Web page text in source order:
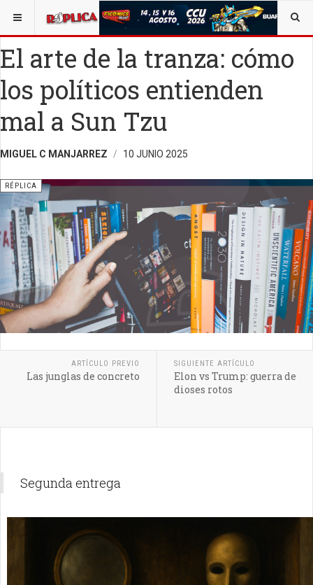
ESTÁ AQUÍ: VIDA Y SOCIEDAD
El arte de la tranza: cómo
los políticos entienden
mal a Sun Tzu
MIGUEL C MANJARREZ 10 JUNIO 2025
RÉPLICA
ARTÍCULO PREVIO
Las junglas de concreto
SIGUIENTE ARTÍCULO
Elon vs Trump: guerra de
dioses rotos
Segunda entrega